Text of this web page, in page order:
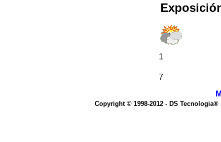
1
7
Copyright © 1998-2012 - DS Tecnologia®